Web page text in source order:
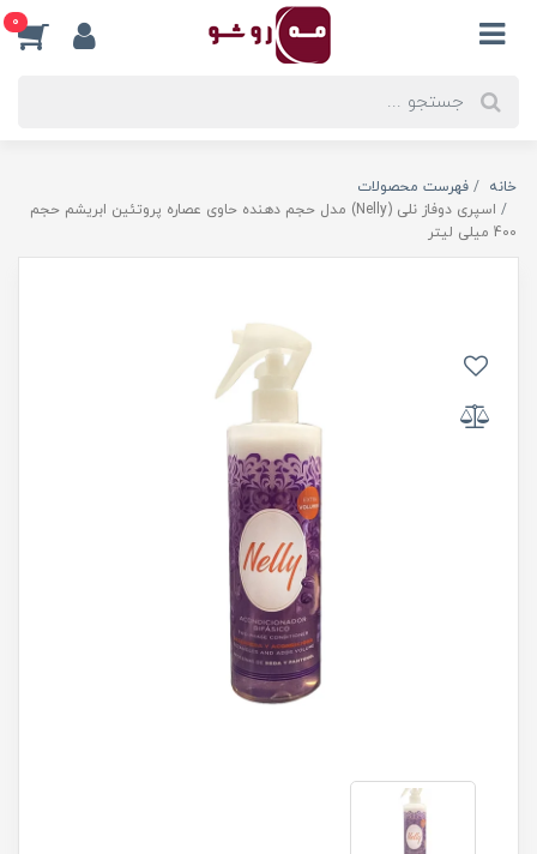
0
خانه
فهرست محصولات
اسپری دوفاز نلی (Nelly) مدل حجم دهنده حاوی عصاره پروتئین ابریشم حجم
400 میلی لیتر